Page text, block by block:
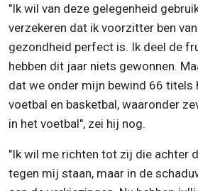
"Ik wil van deze gelegenheid
verzekeren dat ik voorzitter ben
gezondheid perfect is. Ik deel de
hebben dit jaar niets gewonnen.
dat we onder mijn bewind 66 titels
voetbal en basketbal, waaronder
in het voetbal", zei hij nog.
"Ik wil me richten tot zij die achter
tegen mij staan, maar in de